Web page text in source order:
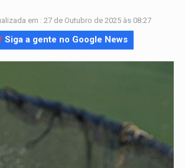
em : 27 de Outubro de 2025 às 08:27
Siga a gente no Google News